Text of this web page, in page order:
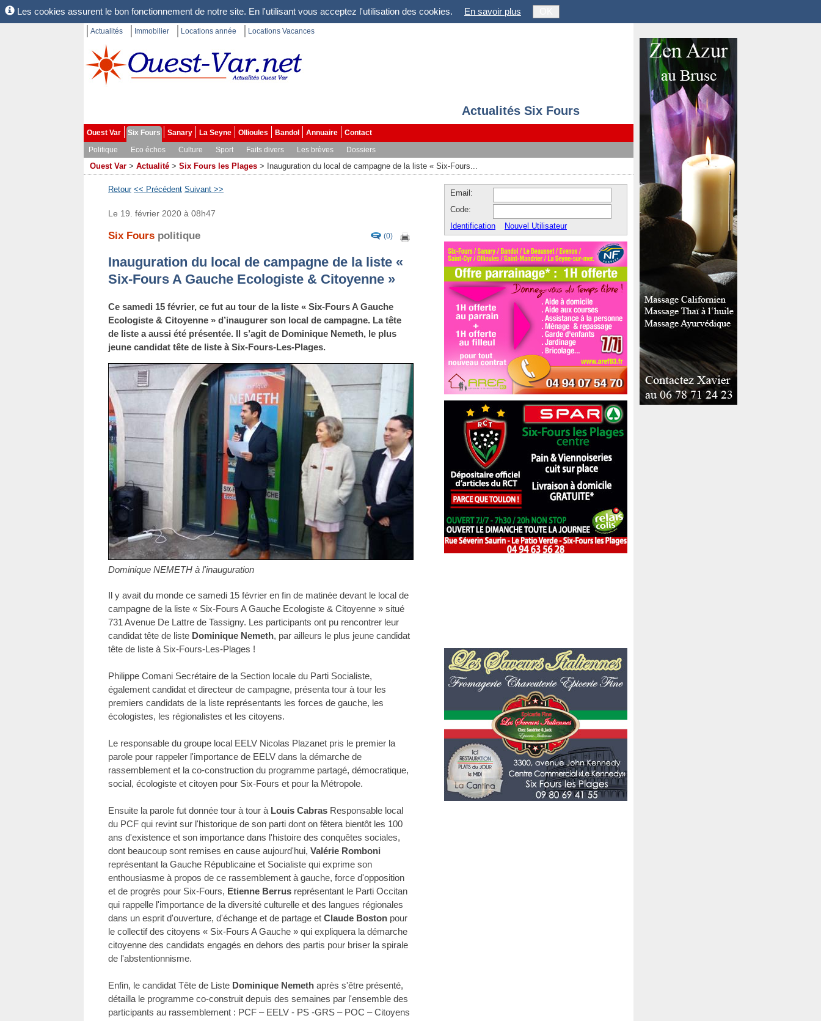
Les cookies assurent le bon fonctionnement de notre site. En l'utilisant vous acceptez l'utilisation des cookies. En savoir plus
Actualités Immobilier Locations année Locations Vacances
Actualités Six Fours
Ouest Var Six Fours Sanary La Seyne Ollioules Bandol Annuaire
Contact
Politique
Eco échos Culture Sport Faits divers Les brèves Dossiers
Ouest Var > Actualité > Six Fours les Plages > Inauguration du local de campagne de la liste « Six-Fours...
Retour << Précédent Suivant >>
(0)
Le 19. février 2020 à 08h47
Six Fours politique
Inauguration du local de campagne de la liste «
Six-Fours A Gauche Ecologiste & Citoyenne »
Ce samedi 15 février, ce fut au tour de la liste « Six-Fours A Gauche
Ecologiste & Citoyenne » d’inaugurer son local de campagne. La tête
de liste a aussi été présentée. Il s’agit de Dominique Nemeth, le plus
jeune candidat tête de liste à Six-Fours-Les-Plages.
Dominique NEMETH à l'inauguration
Il y avait du monde ce samedi 15 février en fin de matinée devant le local de
campagne de la liste « Six-Fours A Gauche Ecologiste & Citoyenne » situé
731 Avenue De Lattre de Tassigny. Les participants ont pu rencontrer leur
candidat tête de liste Dominique Nemeth, par ailleurs le plus jeune candidat
tête de liste à Six-Fours-Les-Plages !
Philippe Comani Secrétaire de la Section locale du Parti Socialiste,
également candidat et directeur de campagne, présenta tour à tour les
premiers candidats de la liste représentants les forces de gauche, les
écologistes, les régionalistes et les citoyens.
Le responsable du groupe local EELV Nicolas Plazanet pris le premier la
parole pour rappeler l'importance de EELV dans la démarche de
rassemblement et la co-construction du programme partagé, démocratique,
social, écologiste et citoyen pour Six-Fours et pour la Métropole.
Ensuite la parole fut donnée tour à tour à Louis Cabras Responsable local
du PCF qui revint sur l'historique de son parti dont on fêtera bientôt les 100
ans d'existence et son importance dans l'histoire des conquêtes sociales,
dont beaucoup sont remises en cause aujourd'hui, Valérie Romboni
représentant la Gauche Républicaine et Socialiste qui exprime son
enthousiasme à propos de ce rassemblement à gauche, force d'opposition
et de progrès pour Six-Fours, Etienne Berrus représentant le Parti Occitan
qui rappelle l'importance de la diversité culturelle et des langues régionales
dans un esprit d'ouverture, d'échange et de partage et Claude Boston pour
le collectif des citoyens « Six-Fours A Gauche » qui expliquera la démarche
citoyenne des candidats engagés en dehors des partis pour briser la spirale
de l'abstentionnisme.
Enfin, le candidat Tête de Liste Dominique Nemeth après s'être présenté,
détailla le programme co-construit depuis des semaines par l'ensemble des
participants au rassemblement : PCF – EELV - PS -GRS – POC – Citoyens
Email:
Code:
Identification
Nouvel Utilisateur